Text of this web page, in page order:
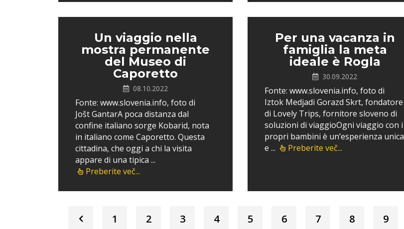
Un viaggio nella
mostra permanente
del Museo di
Caporetto
08.10.2022
Fonte: www.slovenia.info, foto di
Jošt GantarA poca distanza dal
confine italiano sorge Kobarid, nota
in italiano come Caporetto. Questa
cittadina, che oggi a chi la visita
appare di una tipica ...
Preberite več...
Per una vacanza in
famiglia la meta
ideale è Rogla
30.09.2022
Fonte: www.slovenia.info, foto di
Iztok Medjadi Gorazd Skrt, fondatore
di Lovely Trips, fornitore sloveno di
soluzioni di viaggioOgni viaggio con i
propri bambini è un’esperienza unica
e ...
Preberite več...
1 2 3 4 5 6 7 8 9